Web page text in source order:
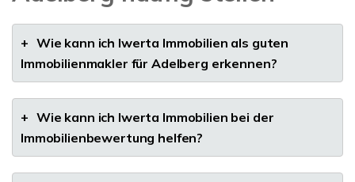
+ Wie kann ich Iwerta Immobilien als guten
Immobilienmakler für Adelberg erkennen?
+ Wie kann ich Iwerta Immobilien bei der
Immobilienbewertung helfen?